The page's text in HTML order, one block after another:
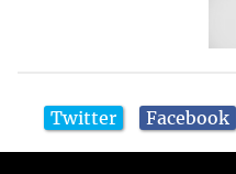
Twitter Facebook